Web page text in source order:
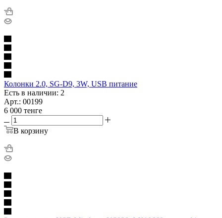
Колонки 2.0, SG-D9, 3W, USB питание
Есть в наличии: 2
Арт.: 00199
6 000 тенге
В корзину